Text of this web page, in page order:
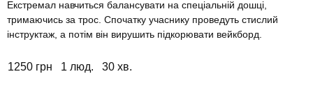
Екстремал навчиться балансувати на спеціальній дошці,
тримаючись за трос. Спочатку учаснику проведуть стислий
інструктаж, а потім він вирушить підкорювати вейкборд.
1250 грн 1 люд. 30 хв.